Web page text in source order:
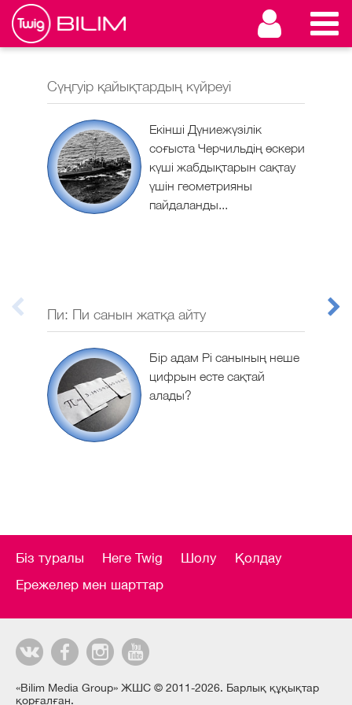
Сүңгуір қайықтардың күйреуі
Екінші Дүниежүзілік
соғыста Черчильдің әскери
күші жабдықтарын сақтау
үшін геометрияны
пайдаланды...
Пи: Пи санын жатқа айту
Бір адам Рі санының неше
цифрын есте сақтай
алады?
Біз туралы Неге Twig Шолу
Қолдау
Ережелер мен шарттар
«Bilim Media Group» ЖШС © 2011-2026. Барлық құқықтар
қорғалған.